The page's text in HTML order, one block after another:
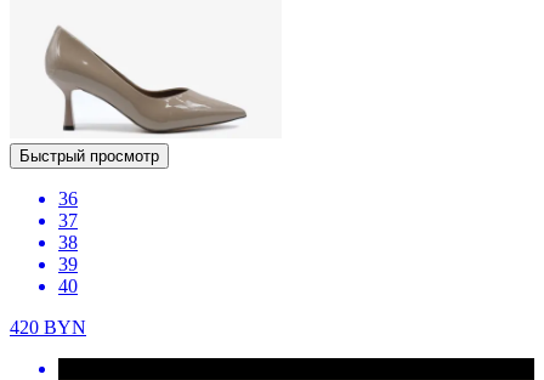
Быстрый просмотр
36
37
38
39
40
420 BYN